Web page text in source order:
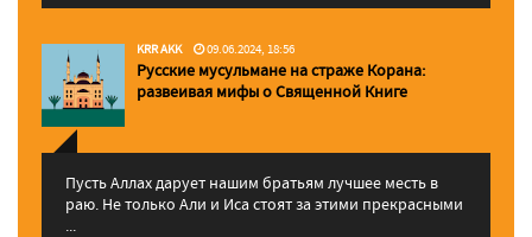
KRR AKK 09.06.2024, 18:56
Русские мусульмане на страже Корана:
pазвеивая мифы о Священной Книге
Пусть Аллах дарует нашим братьям лучшее месть в
раю. Не только Али и Иса стоят за этими прекрасными
...